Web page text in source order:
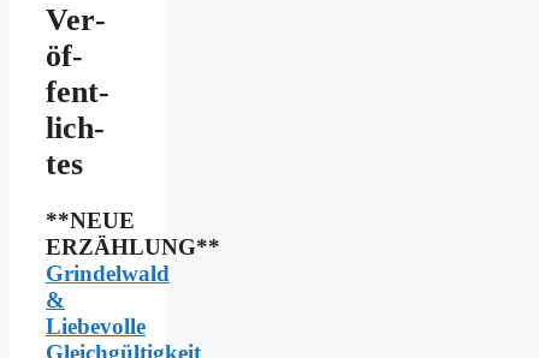
Ver­
öf­
fent­
lich­
tes
**NEUE
ERZÄHLUNG**
Grindelwald
&
Liebevolle
Gleichgültigkeit